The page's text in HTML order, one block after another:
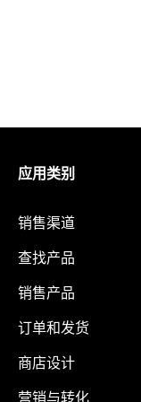
应用类别
销售渠道
查找产品
销售产品
订单和发货
商店设计
营销与转化